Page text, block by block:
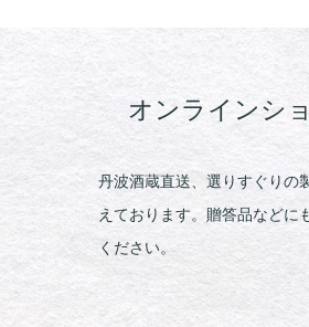
オンラインシ
丹波酒蔵直送、選りすぐりの
えております。贈答品などに
ください。